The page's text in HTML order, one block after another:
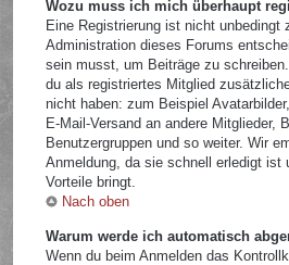
Wozu muss ich mich überhaupt
Eine Registrierung ist nicht unbedingt
Administration dieses Forums
sein musst, um Beiträge zu
du als registriertes Mitglied
nicht haben: zum Beispiel
E-Mail-Versand an andere Mitglieder,
Benutzergruppen und so weiter. Wir
Anmeldung, da sie schnell erledigt ist
Vorteile bringt.
Nach oben
Warum werde ich automatisch
Wenn du beim Anmelden das